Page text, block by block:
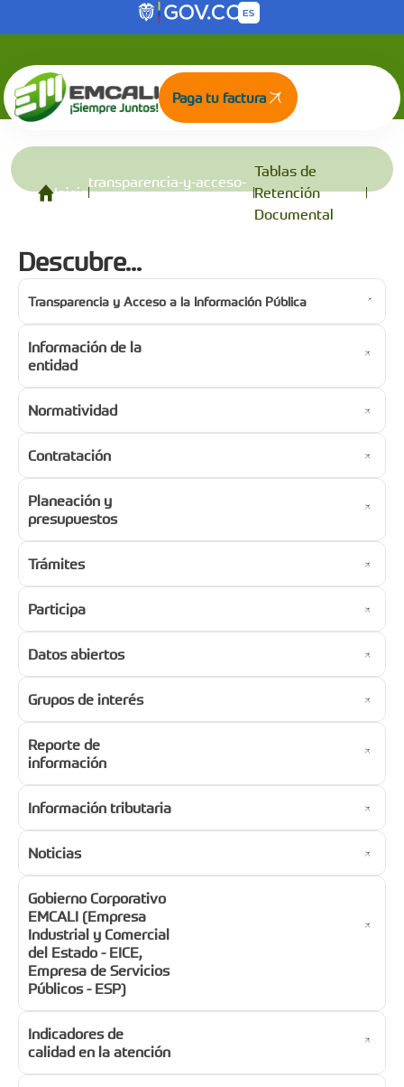
Saltar al contenido principal
Tablas de Retención Documental
Paga tu factura
Inicio
transparencia-y-acceso-
a-la-informacion-publica
Tablas de
Retención
Documental
Descubre...
Transparencia y Acceso a la Información Pública
Información de la
entidad
Normatividad
Contratación
Planeación y
presupuestos
Trámites
Participa
Datos abiertos
Grupos de interés
Reporte de
información
Información tributaria
Noticias
Gobierno Corporativo
EMCALI (Empresa
Industrial y Comercial
del Estado - EICE,
Empresa de Servicios
Públicos - ESP)
Indicadores de
calidad en la atención